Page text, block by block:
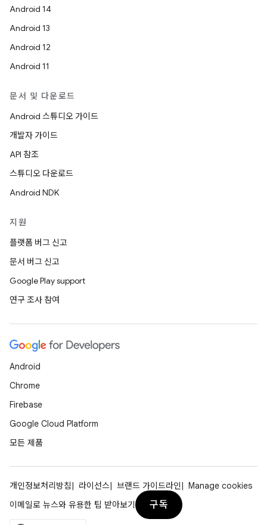
Android 14
Android 13
Android 12
Android 11
문서 및 다운로드
Android 스튜디오 가이드
개발자 가이드
API 참조
스튜디오 다운로드
Android NDK
지원
플랫폼 버그 신고
문서 버그 신고
Google Play support
연구 조사 참여
Android
Chrome
Firebase
Google Cloud Platform
모든 제품
개인정보처리방침 라이선스 브랜드 가이드라인
Manage cookies
이메일로 뉴스와 유용한 팁 받아보기
구독